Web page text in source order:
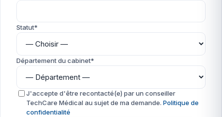
Statut*
Département du cabinet*
J'accepte d'être recontacté(e) par un conseiller
TechCare Médical au sujet de ma demande. Politique de
confidentialité